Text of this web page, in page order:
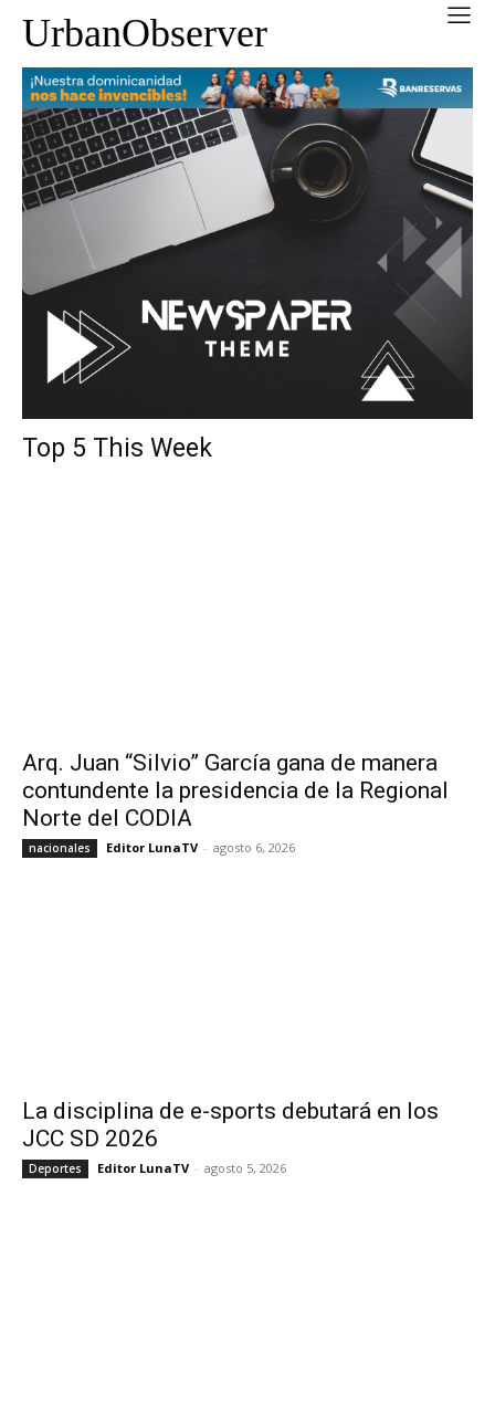
UrbanObserver
Top 5 This Week
Arq. Juan “Silvio” García gana de manera
contundente la presidencia de la Regional
Norte del CODIA
nacionales Editor LunaTV - agosto 6, 2026
La disciplina de e-sports debutará en los
JCC SD 2026
Deportes Editor LunaTV - agosto 5, 2026